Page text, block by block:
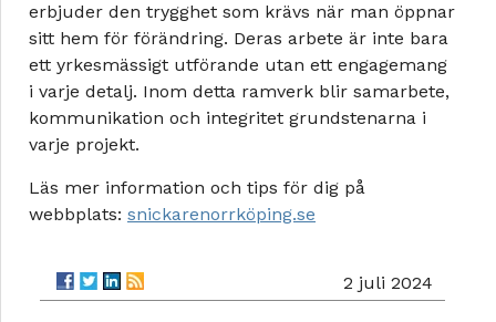
erbjuder den trygghet som krävs när man öppnar
sitt hem för förändring. Deras arbete är inte bara
ett yrkesmässigt utförande utan ett engagemang
i varje detalj. Inom detta ramverk blir samarbete,
kommunikation och integritet grundstenarna i
varje projekt.
Läs mer information och tips för dig på
webbplats: snickarenorrköping.se
2 juli 2024